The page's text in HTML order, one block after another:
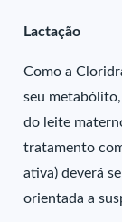
Lactação
Como a
seu
do leite
tratamento
ativa) deverá
orientada a